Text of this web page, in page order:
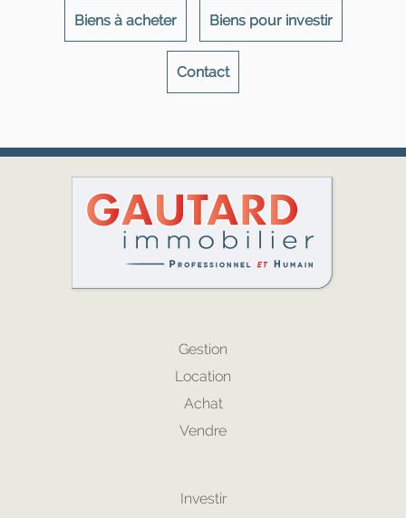
Biens à acheter Biens pour investir
Contact
Gestion
Location
Achat
Vendre
Investir